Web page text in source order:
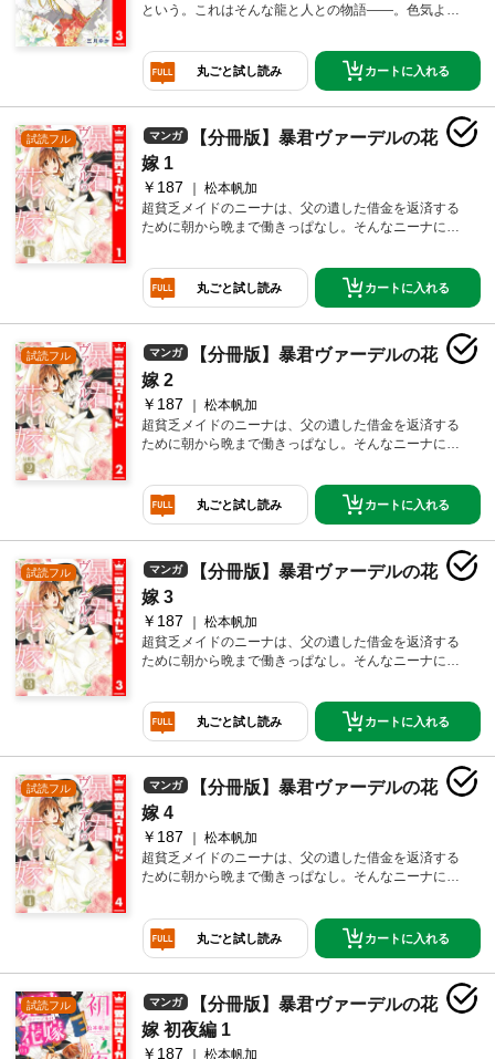
という。これはそんな龍と人との物語――。色気より
アイシャ。今日もがんばって働いていると、突然、王
子様風の美形男子に一目ぼれされて☆ しかも「今日
から龍神様の花嫁だ」と言われて――!? 腹黒龍と貧乏
少女が契約結婚!? オリエンタル異種間LOVE♪
丸ごと試し読み カートに入れる
試読フル マンガ
【分冊版】暴君ヴァーデルの花
嫁 1
￥187
松本帆加
超貧乏メイドのニーナは、父の遺した借金を返済する
ために朝から晩まで働きっぱなし。そんなニーナに突
ル王国第一王子セティス。他国からの縁談話を断るた
めに、一時的な花嫁が必要で雇われたニーナだけど、
王子様の暴君っぷりに振りまわされっぱなしで…!? 身
分違いの秘密の契約結婚ラブ！
丸ごと試し読み カートに入れる
試読フル マンガ
【分冊版】暴君ヴァーデルの花
嫁 2
￥187
松本帆加
超貧乏メイドのニーナは、父の遺した借金を返済する
ために朝から晩まで働きっぱなし。そんなニーナに突
めに、一時的な花嫁が必要で雇われたニーナだけど、
王子様の暴君っぷりに振りまわされっぱなしで…!? 身
分違いの秘密の契約結婚ラブ！
丸ごと試し読み カートに入れる
試読フル マンガ
【分冊版】暴君ヴァーデルの花
嫁 3
￥187
松本帆加
超貧乏メイドのニーナは、父の遺した借金を返済する
ために朝から晩まで働きっぱなし。そんなニーナに突
めに、一時的な花嫁が必要で雇われたニーナだけど、
王子様の暴君っぷりに振りまわされっぱなしで…!? 身
分違いの秘密の契約結婚ラブ！
丸ごと試し読み カートに入れる
試読フル マンガ
【分冊版】暴君ヴァーデルの花
嫁 4
￥187
松本帆加
超貧乏メイドのニーナは、父の遺した借金を返済する
ために朝から晩まで働きっぱなし。そんなニーナに突
めに、一時的な花嫁が必要で雇われたニーナだけど、
王子様の暴君っぷりに振りまわされっぱなしで…!? 身
分違いの秘密の契約結婚ラブ！
丸ごと試し読み カートに入れる
試読フル マンガ
【分冊版】暴君ヴァーデルの花
嫁 初夜編 1
￥187 松本帆加